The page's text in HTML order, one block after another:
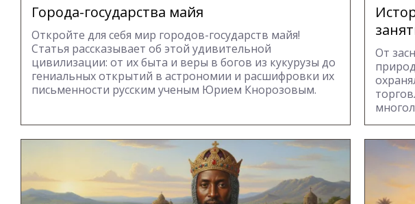
Города-государства майя
Откройте для себя мир городов-государств майя!
Статья рассказывает об этой удивительной
цивилизации: от их быта и веры в богов из кукурузы до
гениальных открытий в астрономии и расшифровки их
письменности русским ученым Юрием Кнорозовым.
От